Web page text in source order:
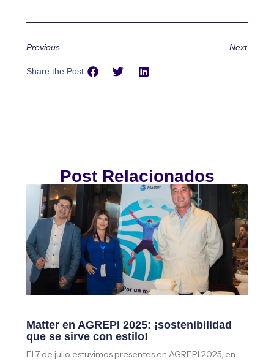
Previous Next
Share the Post:
Post Relacionados
Matter en AGREPI 2025: ¡sostenibilidad
que se sirve con estilo!
El 7 de julio estuvimos presentes en AGREPI 2025, en